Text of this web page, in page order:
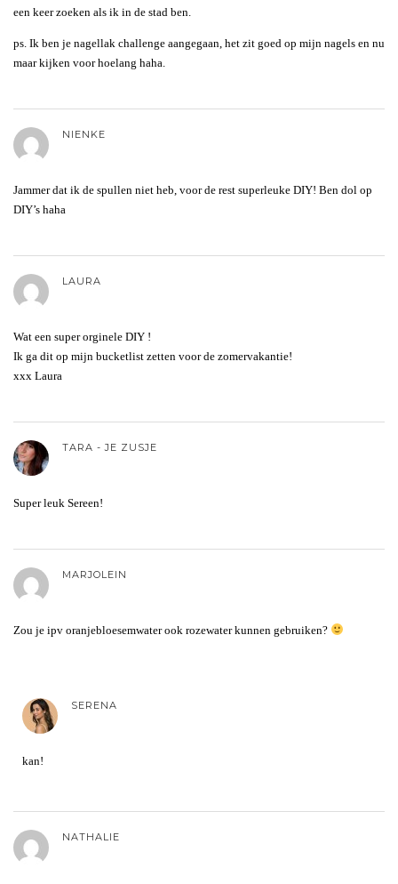
een keer zoeken als ik in de stad ben.
ps. Ik ben je nagellak challenge aangegaan, het zit goed op mijn nagels en nu
maar kijken voor hoelang haha.
NIENKE
Jammer dat ik de spullen niet heb, voor de rest superleuke DIY! Ben dol op
DIY’s haha
LAURA
Wat een super orginele DIY !
Ik ga dit op mijn bucketlist zetten voor de zomervakantie!
xxx Laura
TARA - JE ZUSJE
Super leuk Sereen!
MARJOLEIN
Zou je ipv oranjebloesemwater ook rozewater kunnen gebruiken?
SERENA
kan!
NATHALIE